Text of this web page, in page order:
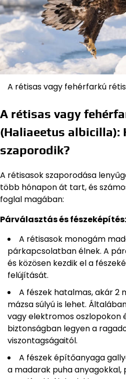
A rétisas vagy fehérfarkú
A rétisas vagy
(Haliaeetus albicilla):
szaporodik?
A rétisasok szaporodása
több hónapon át tart, és
foglal magában:
Párválasztás és fészeképítés:
A rétisasok monogám
párkapcsolatban élnek. A
és közösen kezdik el a
felújítását.
A fészek hatalmas, akár
mázsa súlyú is lehet.
vagy elektromos oszlopokon
biztonságban legyen a
viszontagságaitól.
A fészek építőanyaga
a madarak puha anyagokkal,